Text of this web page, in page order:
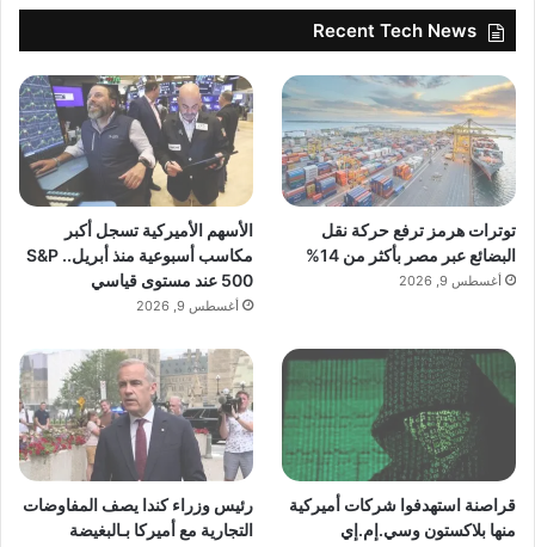
Recent Tech News
توترات هرمز ترفع حركة نقل
البضائع عبر مصر بأكثر من 14%
أغسطس 9, 2026
الأسهم الأميركية تسجل أكبر
مكاسب أسبوعية منذ أبريل.. S&P
500 عند مستوى قياسي
أغسطس 9, 2026
قراصنة استهدفوا شركات أميركية
منها بلاكستون وسي.إم.إي
رئيس وزراء كندا يصف المفاوضات
التجارية مع أميركا بـالبغيضة